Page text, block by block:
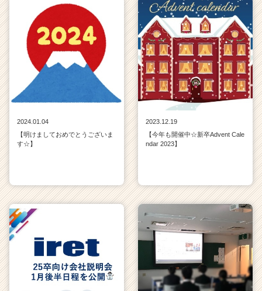
2024.01.04
【明けましておめでとうございま
す☆】
2023.12.19
【今年も開催中☆新卒Advent Cale
ndar 2023】